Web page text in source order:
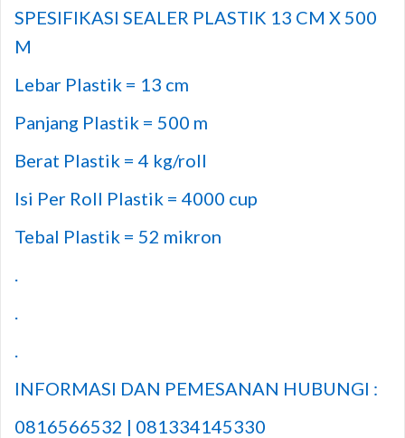
SPESIFIKASI SEALER PLASTIK 13 CM X 500
M
Lebar Plastik = 13 cm
Panjang Plastik = 500 m
Berat Plastik = 4 kg/roll
Isi Per Roll Plastik = 4000 cup
Tebal Plastik = 52 mikron
.
.
.
INFORMASI DAN PEMESANAN HUBUNGI :
0816566532 | 081334145330